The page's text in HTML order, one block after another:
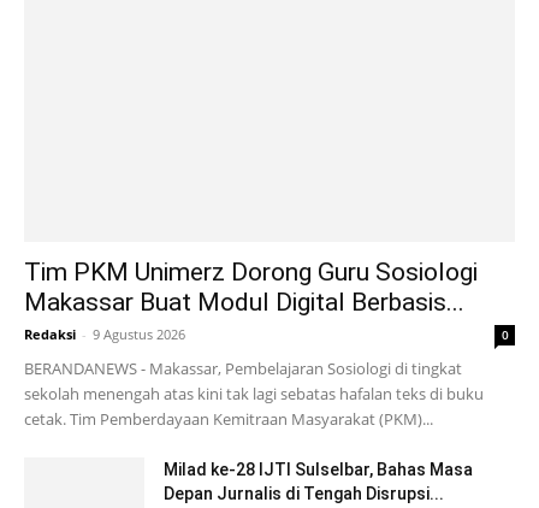
Tim PKM Unimerz Dorong Guru Sosiologi
Makassar Buat Modul Digital Berbasis...
Redaksi - 9 Agustus 2026 0
BERANDANEWS - Makassar, Pembelajaran Sosiologi di tingkat
sekolah menengah atas kini tak lagi sebatas hafalan teks di buku
cetak. Tim Pemberdayaan Kemitraan Masyarakat (PKM)...
Milad ke-28 IJTI Sulselbar, Bahas Masa
Depan Jurnalis di Tengah Disrupsi...